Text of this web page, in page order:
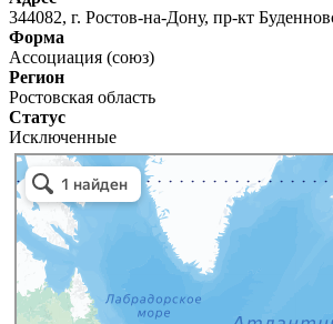
344082, г. Ростов-на-Дону, пр-кт
Форма
Ассоциация (союз)
Регион
Ростовская область
Статус
Исключенные